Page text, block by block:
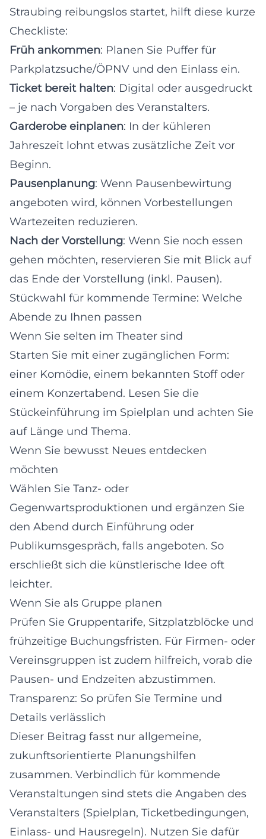
Straubing reibungslos startet, hilft diese kurze
Checkliste:
Früh ankommen: Planen Sie Puffer für
Parkplatzsuche/ÖPNV und den Einlass ein.
Ticket bereit halten: Digital oder ausgedruckt
– je nach Vorgaben des Veranstalters.
Garderobe einplanen: In der kühleren
Jahreszeit lohnt etwas zusätzliche Zeit vor
Beginn.
Pausenplanung: Wenn Pausenbewirtung
angeboten wird, können Vorbestellungen
Wartezeiten reduzieren.
Nach der Vorstellung: Wenn Sie noch essen
gehen möchten, reservieren Sie mit Blick auf
das Ende der Vorstellung (inkl. Pausen).
Stückwahl für kommende Termine: Welche
Abende zu Ihnen passen
Wenn Sie selten im Theater sind
Starten Sie mit einer zugänglichen Form:
einer Komödie, einem bekannten Stoff oder
einem Konzertabend. Lesen Sie die
Stückeinführung im Spielplan und achten Sie
auf Länge und Thema.
Wenn Sie bewusst Neues entdecken
möchten
Wählen Sie Tanz- oder
Gegenwartsproduktionen und ergänzen Sie
den Abend durch Einführung oder
Publikumsgespräch, falls angeboten. So
erschließt sich die künstlerische Idee oft
leichter.
Wenn Sie als Gruppe planen
Prüfen Sie Gruppentarife, Sitzplatzblöcke und
frühzeitige Buchungsfristen. Für Firmen- oder
Vereinsgruppen ist zudem hilfreich, vorab die
Pausen- und Endzeiten abzustimmen.
Transparenz: So prüfen Sie Termine und
Details verlässlich
Dieser Beitrag fasst nur allgemeine,
zukunftsorientierte Planungshilfen
zusammen. Verbindlich für kommende
Veranstaltungen sind stets die Angaben des
Veranstalters (Spielplan, Ticketbedingungen,
Einlass- und Hausregeln). Nutzen Sie dafür